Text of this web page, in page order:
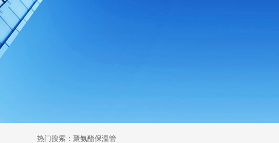
热门搜索：聚氨酯保温管